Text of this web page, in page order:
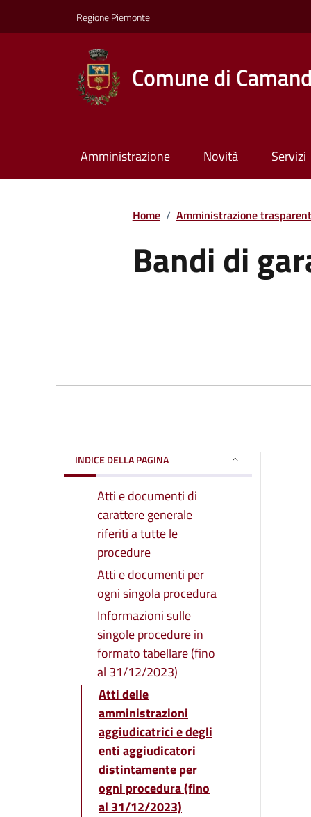
Regione Piemonte
Comune di
Amministrazione Novità Servizi
Home / Amministrazione
Bandi di
INDICE DELLA PAGINA
Atti e documenti di
carattere generale
riferiti a tutte le
procedure
Atti e documenti per
ogni singola procedura
Informazioni sulle
singole procedure in
formato tabellare (fino
al 31/12/2023)
Atti delle
amministrazioni
aggiudicatrici e degli
enti aggiudicatori
distintamente per
ogni procedura (fino
al 31/12/2023)